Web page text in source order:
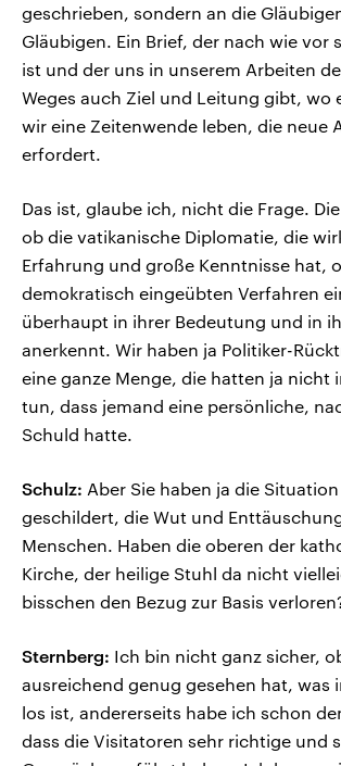
geschrieben, sondern an die
Gläubigen. Ein Brief, der nach wie vor
ist und der uns in unserem Arbeiten
Weges auch Ziel und Leitung gibt, wo
wir eine Zeitenwende leben, die neue
erfordert.
Das ist, glaube ich, nicht die Frage.
ob die vatikanische Diplomatie, die
Erfahrung und große Kenntnisse hat,
demokratisch eingeübten Verfahren
überhaupt in ihrer Bedeutung und in
anerkennt. Wir haben ja Politiker-
eine ganze Menge, die hatten ja nicht
tun, dass jemand eine persönliche,
Schuld hatte.
Schulz: Aber Sie haben ja die
geschildert, die Wut und
Menschen. Haben die oberen der
Kirche, der heilige Stuhl da nicht
bisschen den Bezug zur Basis
Sternberg: Ich bin nicht ganz sicher,
ausreichend genug gesehen hat, was
los ist, andererseits habe ich schon
dass die Visitatoren sehr richtige und